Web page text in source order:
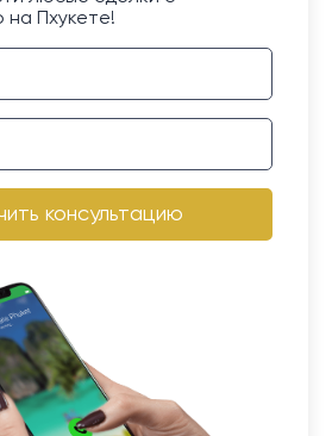
на Пхукете!
консультацию